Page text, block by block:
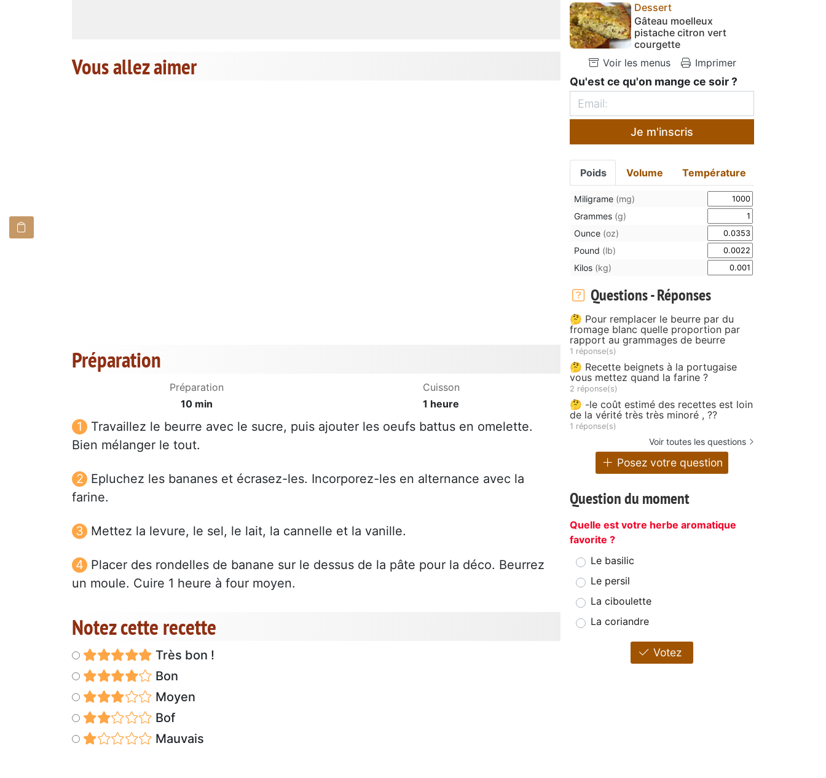
Vous allez aimer
Préparation
Préparation
10 min
Cuisson
1 heure
Travaillez le beurre avec le sucre, puis ajouter les oeufs battus en omelette.
Bien mélanger le tout.
Epluchez les bananes et écrasez-les. Incorporez-les en alternance avec la
farine.
Mettez la levure, le sel, le lait, la cannelle et la vanille.
Placer des rondelles de banane sur le dessus de la pâte pour la déco. Beurrez
un moule. Cuire 1 heure à four moyen.
Notez cette recette
Très bon !
Bon
Moyen
Bof
Mauvais
Dessert
Gâteau moelleux
pistache citron vert
courgette
Voir les menus
Imprimer
Qu'est ce qu'on mange ce soir ?
Je m'inscris
Poids Volume Température
Miligrame (mg)
Grammes (g)
Ounce (oz)
Pound (lb)
Kilos (kg)
Questions - Réponses
🤔 Pour remplacer le beurre par du
fromage blanc quelle proportion par
rapport au grammages de beurre
1 réponse(s)
🤔 Recette beignets à la portugaise
vous mettez quand la farine ?
2 réponse(s)
🤔 -le coût estimé des recettes est loin
de la vérité très très minoré , ??
1 réponse(s)
Voir toutes les questions
Posez votre question
Question du moment
Quelle est votre herbe aromatique
favorite ?
Le basilic
Le persil
La ciboulette
La coriandre
Votez